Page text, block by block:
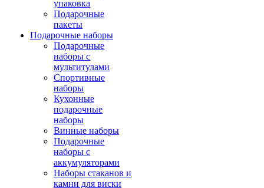
упаковка
Подарочные
пакеты
Подарочные наборы
Подарочные
наборы с
мультитулами
Спортивные
наборы
Кухонные
подарочные
наборы
Винные наборы
Подарочные
наборы с
аккумуляторами
Наборы стаканов и
камни для виски